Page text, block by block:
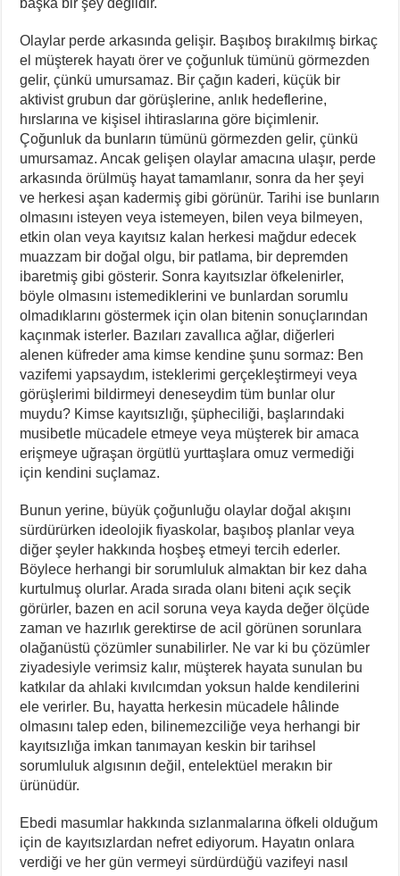
başka bir şey değildir.
Olaylar perde arkasında gelişir. Başıboş bırakılmış birkaç
el müşterek hayatı örer ve çoğunluk tümünü görmezden
gelir, çünkü umursamaz. Bir çağın kaderi, küçük bir
aktivist grubun dar görüşlerine, anlık hedeflerine,
hırslarına ve kişisel ihtiraslarına göre biçimlenir.
Çoğunluk da bunların tümünü görmezden gelir, çünkü
umursamaz. Ancak gelişen olaylar amacına ulaşır, perde
arkasında örülmüş hayat tamamlanır, sonra da her şeyi
ve herkesi aşan kadermiş gibi görünür. Tarihi ise bunların
olmasını isteyen veya istemeyen, bilen veya bilmeyen,
etkin olan veya kayıtsız kalan herkesi mağdur edecek
muazzam bir doğal olgu, bir patlama, bir depremden
ibaretmiş gibi gösterir. Sonra kayıtsızlar öfkelenirler,
böyle olmasını istemediklerini ve bunlardan sorumlu
olmadıklarını göstermek için olan bitenin sonuçlarından
kaçınmak isterler. Bazıları zavallıca ağlar, diğerleri
alenen küfreder ama kimse kendine şunu sormaz: Ben
vazifemi yapsaydım, isteklerimi gerçekleştirmeyi veya
görüşlerimi bildirmeyi deneseydim tüm bunlar olur
muydu? Kimse kayıtsızlığı, şüpheciliği, başlarındaki
musibetle mücadele etmeye veya müşterek bir amaca
erişmeye uğraşan örgütlü yurttaşlara omuz vermediği
için kendini suçlamaz.
Bunun yerine, büyük çoğunluğu olaylar doğal akışını
sürdürürken ideolojik fiyaskolar, başıboş planlar veya
diğer şeyler hakkında hoşbeş etmeyi tercih ederler.
Böylece herhangi bir sorumluluk almaktan bir kez daha
kurtulmuş olurlar. Arada sırada olanı biteni açık seçik
görürler, bazen en acil soruna veya kayda değer ölçüde
zaman ve hazırlık gerektirse de acil görünen sorunlara
olağanüstü çözümler sunabilirler. Ne var ki bu çözümler
ziyadesiyle verimsiz kalır, müşterek hayata sunulan bu
katkılar da ahlaki kıvılcımdan yoksun halde kendilerini
ele verirler. Bu, hayatta herkesin mücadele hâlinde
olmasını talep eden, bilinemezciliğe veya herhangi bir
kayıtsızlığa imkan tanımayan keskin bir tarihsel
sorumluluk algısının değil, entelektüel merakın bir
ürünüdür.
Ebedi masumlar hakkında sızlanmalarına öfkeli olduğum
için de kayıtsızlardan nefret ediyorum. Hayatın onlara
verdiği ve her gün vermeyi sürdürdüğü vazifeyi nasıl